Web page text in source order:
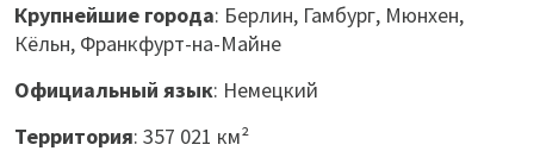
Крупнейшие города: Берлин, Гамбург, Мюнхен,
Кёльн, Франкфурт-на-Майне
Официальный язык: Немецкий
Территория: 357 021 км²